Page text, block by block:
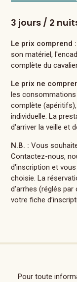
3 jours / 2
Le prix comprend :
son matériel,
complète du
Le prix ne
les
complète
individuelle. La
d'arriver la veille et
N.B. : Vous
Contactez-nous,
d'inscription et
choisie. La
d'arrhes (réglés par
votre fiche
Pour toute